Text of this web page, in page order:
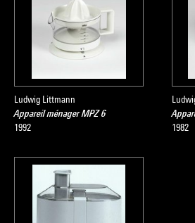
Ludwig Littmann
Appareil ménager MPZ 6
1992
1982